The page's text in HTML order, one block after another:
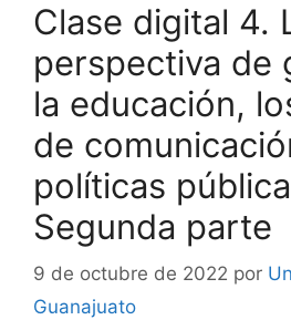
Clase digital 4.
perspectiva de
la educación,
de
políticas
Segunda parte
9 de octubre de 2022 por
Guanajuato